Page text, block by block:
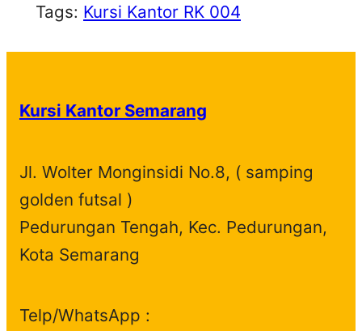
Tags: Kursi Kantor RK 004
Kursi Kantor Semarang
Jl. Wolter Monginsidi No.8, ( samping
golden futsal )
Pedurungan Tengah, Kec. Pedurungan,
Kota Semarang
Telp/WhatsApp :